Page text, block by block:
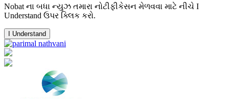
Nobat ના બધા ન્યુઝ તમારા નોટીફીકેસન મેળવવા માટે નીચે I
Understand ઉપર ક્લિક કરો.
I Understand